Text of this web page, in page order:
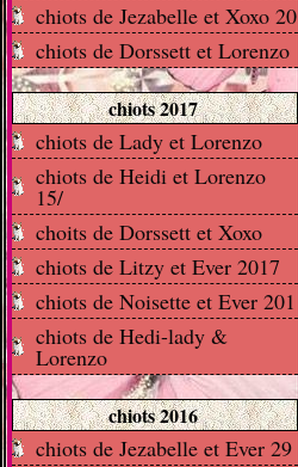
chiots de Jezabelle et Xoxo 20
chiots de Dorssett et Lorenzo
chiots 2017
chiots de Lady et Lorenzo
chiots de Heidi et Lorenzo
15/
choits de Dorssett et Xoxo
chiots de Litzy et Ever 2017
chiots de Noisette et Ever 201
chiots de Hedi-lady &
Lorenzo
chiots 2016
chiots de Jezabelle et Ever 29